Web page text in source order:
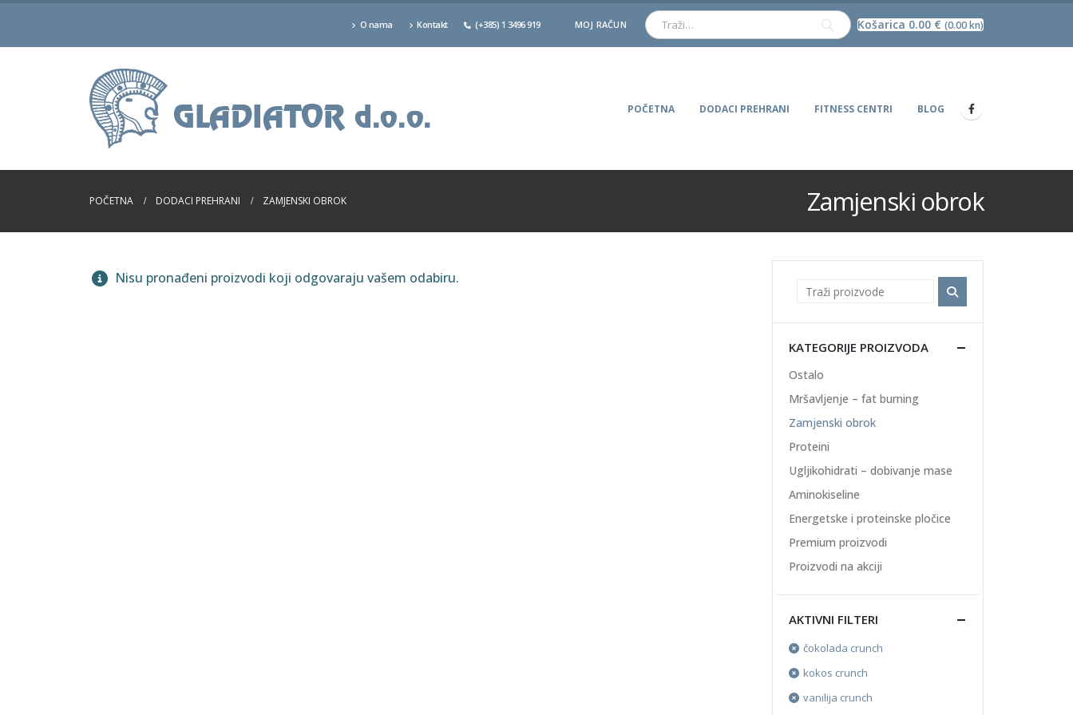
O nama Kontakt (+385) 1 3496 919 MOJ RAČUN Košarica 0.00 € (0.00 kn)
POČETNA DODACI PREHRANI FITNESS CENTRI BLOG
POČETNA DODACI PREHRANI ZAMJENSKI OBROK Zamjenski obrok
Nisu pronađeni proizvodi koji odgovaraju vašem odabiru.
KATEGORIJE PROIZVODA
Ostalo
Mršavljenje – fat burning
Zamjenski obrok
Proteini
Ugljikohidrati – dobivanje mase
Aminokiseline
Energetske i proteinske pločice
Premium proizvodi
Proizvodi na akciji
AKTIVNI FILTERI
čokolada crunch
kokos crunch
vanilija crunch